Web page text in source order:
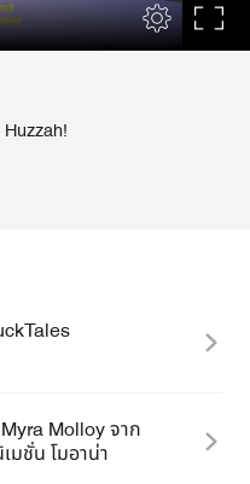
Molloy จาก
มชั่น โมอาน่า